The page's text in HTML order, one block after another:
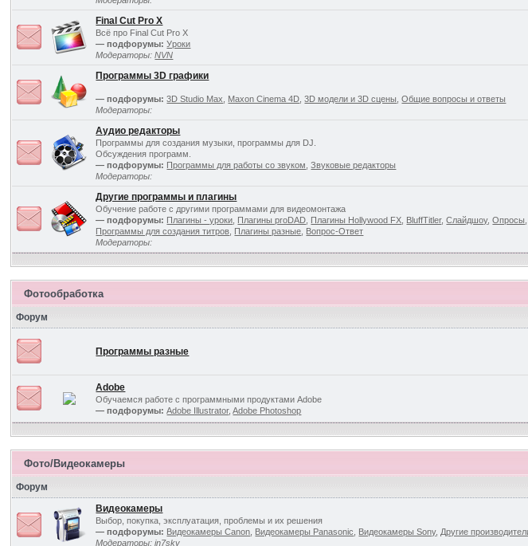
Final Cut Pro X
Всё про Final Cut Pro X
— подфорумы: Уроки
Модераторы:NVN
Программы 3D графики
— подфорумы: 3D Studio Max Maxon Cinema 4D ,3D модели и 3D сцены ,Общие вопросы и ответы
Модераторы:
Аудио редакторы
Программы для создания музыки, программы для DJ.
Обсуждения программ.
— подфорумы: Программы для работы со звуком ,Звуковые редакторы
Модераторы:
Другие программы и плагины
Обучение работе с другими программами для видеомонтажа
— подфорумы: Плагины - уроки Плагины proDAD Плагины Hollywood FX BluffTitler,Слайдшоу,Опросы
Программы для создания титров Плагины разные Вопрос-Ответ
Модераторы:
Фотообработка
Форум
Программы разные
Adobe
Обучаемся работе с программными продуктами Adobe
— подфорумы: Adobe Illustrator,Adobe Photoshop
Фото/Видеокамеры
Форум
Видеокамеры
Выбор, покупка, эксплуатация, проблемы и их решения
— подфорумы: Видеокамеры Canon Видеокамеры Panasonic Видеокамеры Sony, Другие
Модераторы:in7sky